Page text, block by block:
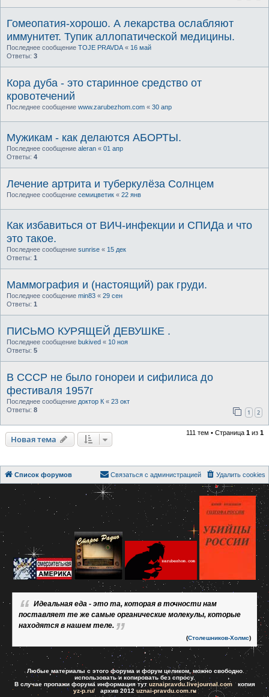
Гомеопатия-хорошо. А лекарства ослабляют
иммунитет. Тупик аллопатической медицины.
Последнее сообщение TOJE PRAVDA « 16 май
Ответы: 3
Кора дуба - это старинное средство от
кровотечений
Последнее сообщение www.zarubezhom.com « 30 апр
Мужикам - как делаются АБОРТЫ.
Последнее сообщение aleran « 01 апр
Ответы: 4
Лечение артрита и туберкулёза Солнцем
Последнее сообщение семицветик « 22 янв
Как избавиться от ВИЧ-инфекции и СПИДа и что
это такое.
Последнее сообщение sunrise « 15 дек
Ответы: 1
Маммография и (настоящий) рак груди.
Последнее сообщение min83 « 29 сен
Ответы: 1
ПИСЬМО КУРЯЩЕЙ ДЕВУШКЕ .
Последнее сообщение bukived « 10 ноя
Ответы: 5
В СССР не было гонореи и сифилиса до
фестиваля 1957г
Последнее сообщение доктор К « 23 окт
Ответы: 8 1 2
Новая тема
111 тем • Страница 1 из 1
Список форумов Удалить cookies
Связаться с администрацией
Идеальная еда - это та, которая в точности нам
поставляет те же самые органические молекулы, которые
находятся в нашем теле.
(Столешников-Холмс)
Любые материалы с этого форума и форум целиком, можно свободно
использовать и копировать без спросу.
В случае пропажи форума информация тут uznaipravdu.livejournal.comкопия
yz-p.ru/архив 2012uznai-pravdu.com.ru